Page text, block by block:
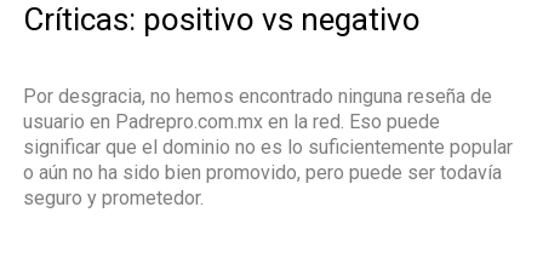
Críticas: positivo vs negativo
Por desgracia, no hemos encontrado ninguna reseña de
usuario en Padrepro.com.mx en la red. Eso puede
significar que el dominio no es lo suficientemente popular
o aún no ha sido bien promovido, pero puede ser todavía
seguro y prometedor.